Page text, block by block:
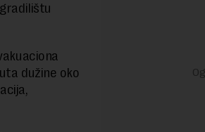
dužine oko